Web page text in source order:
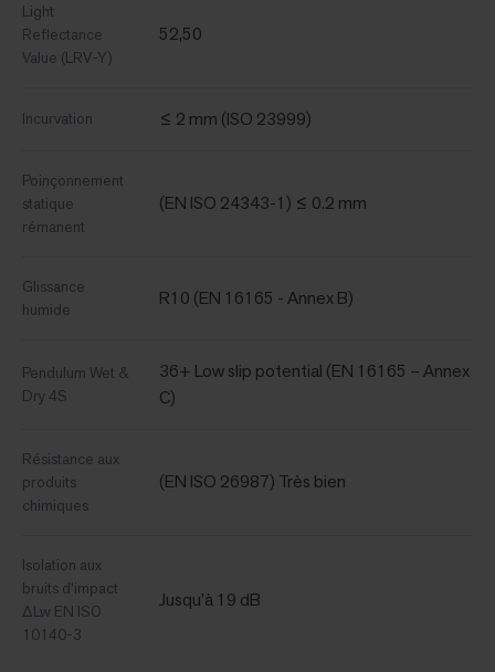
Light
Reflectance
Value (LRV-Y)
52,50
Incurvation ≤ 2 mm (ISO 23999)
Poinçonnement
statique
rémanent
(EN ISO 24343-1) ≤ 0.2 mm
Glissance
humide
R10 (EN 16165 - Annex B)
Pendulum Wet &
Dry 4S
36+ Low slip potential (EN 16165 – Annex
C)
Résistance aux
produits
chimiques
(EN ISO 26987) Très bien
Isolation aux
bruits d'impact
ΔLw EN ISO
10140-3
Jusqu’à 19 dB